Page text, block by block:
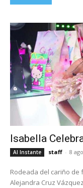
Isabella
Al Instante staff - 8
Rodeada del cariño
Alejandra Cruz